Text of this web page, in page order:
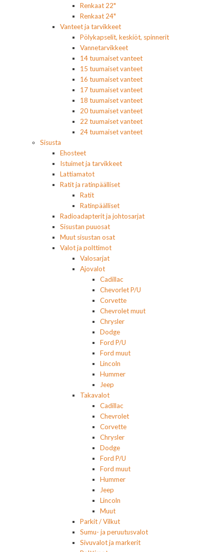
Renkaat 22"
Renkaat 24"
Vanteet ja tarvikkeet
Pölykapselit, keskiöt, spinnerit
Vannetarvikkeet
14 tuumaiset vanteet
15 tuumaiset vanteet
16 tuumaiset vanteet
17 tuumaiset vanteet
18 tuumaiset vanteet
20 tuumaiset vanteet
22 tuumaiset vanteet
24 tuumaiset vanteet
Sisusta
Ehosteet
Istuimet ja tarvikkeet
Lattiamatot
Ratit ja ratinpäälliset
Ratit
Ratinpäälliset
Radioadapterit ja johtosarjat
Sisustan puuosat
Muut sisustan osat
Valot ja polttimot
Valosarjat
Ajovalot
Cadillac
Chevorlet P/U
Corvette
Chevrolet muut
Chrysler
Dodge
Ford P/U
Ford muut
Lincoln
Hummer
Jeep
Takavalot
Cadillac
Chevrolet
Corvette
Chrysler
Dodge
Ford P/U
Ford muut
Hummer
Jeep
Lincoln
Muut
Parkit / Vilkut
Sumu- ja peruutusvalot
Sivuvalot ja markerit